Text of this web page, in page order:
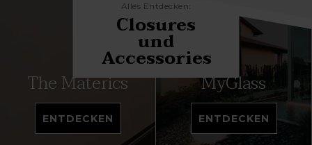
Alles Entdecken:
Closures
und
Accessories
The Materics
ENTDECKEN
MyGlass
ENTDECKEN